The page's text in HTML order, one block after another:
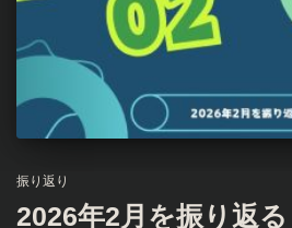
振り返り
2026年2月を振り返る